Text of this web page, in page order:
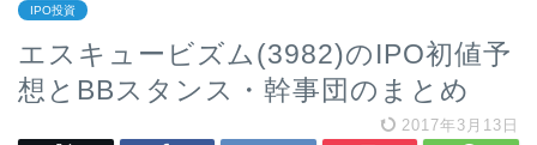
IPO投資
エスキュービズム(3982)のIPO初値予
想とBBスタンス・幹事団のまとめ
2017年3月13日